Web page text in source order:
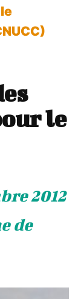
le
2012
de